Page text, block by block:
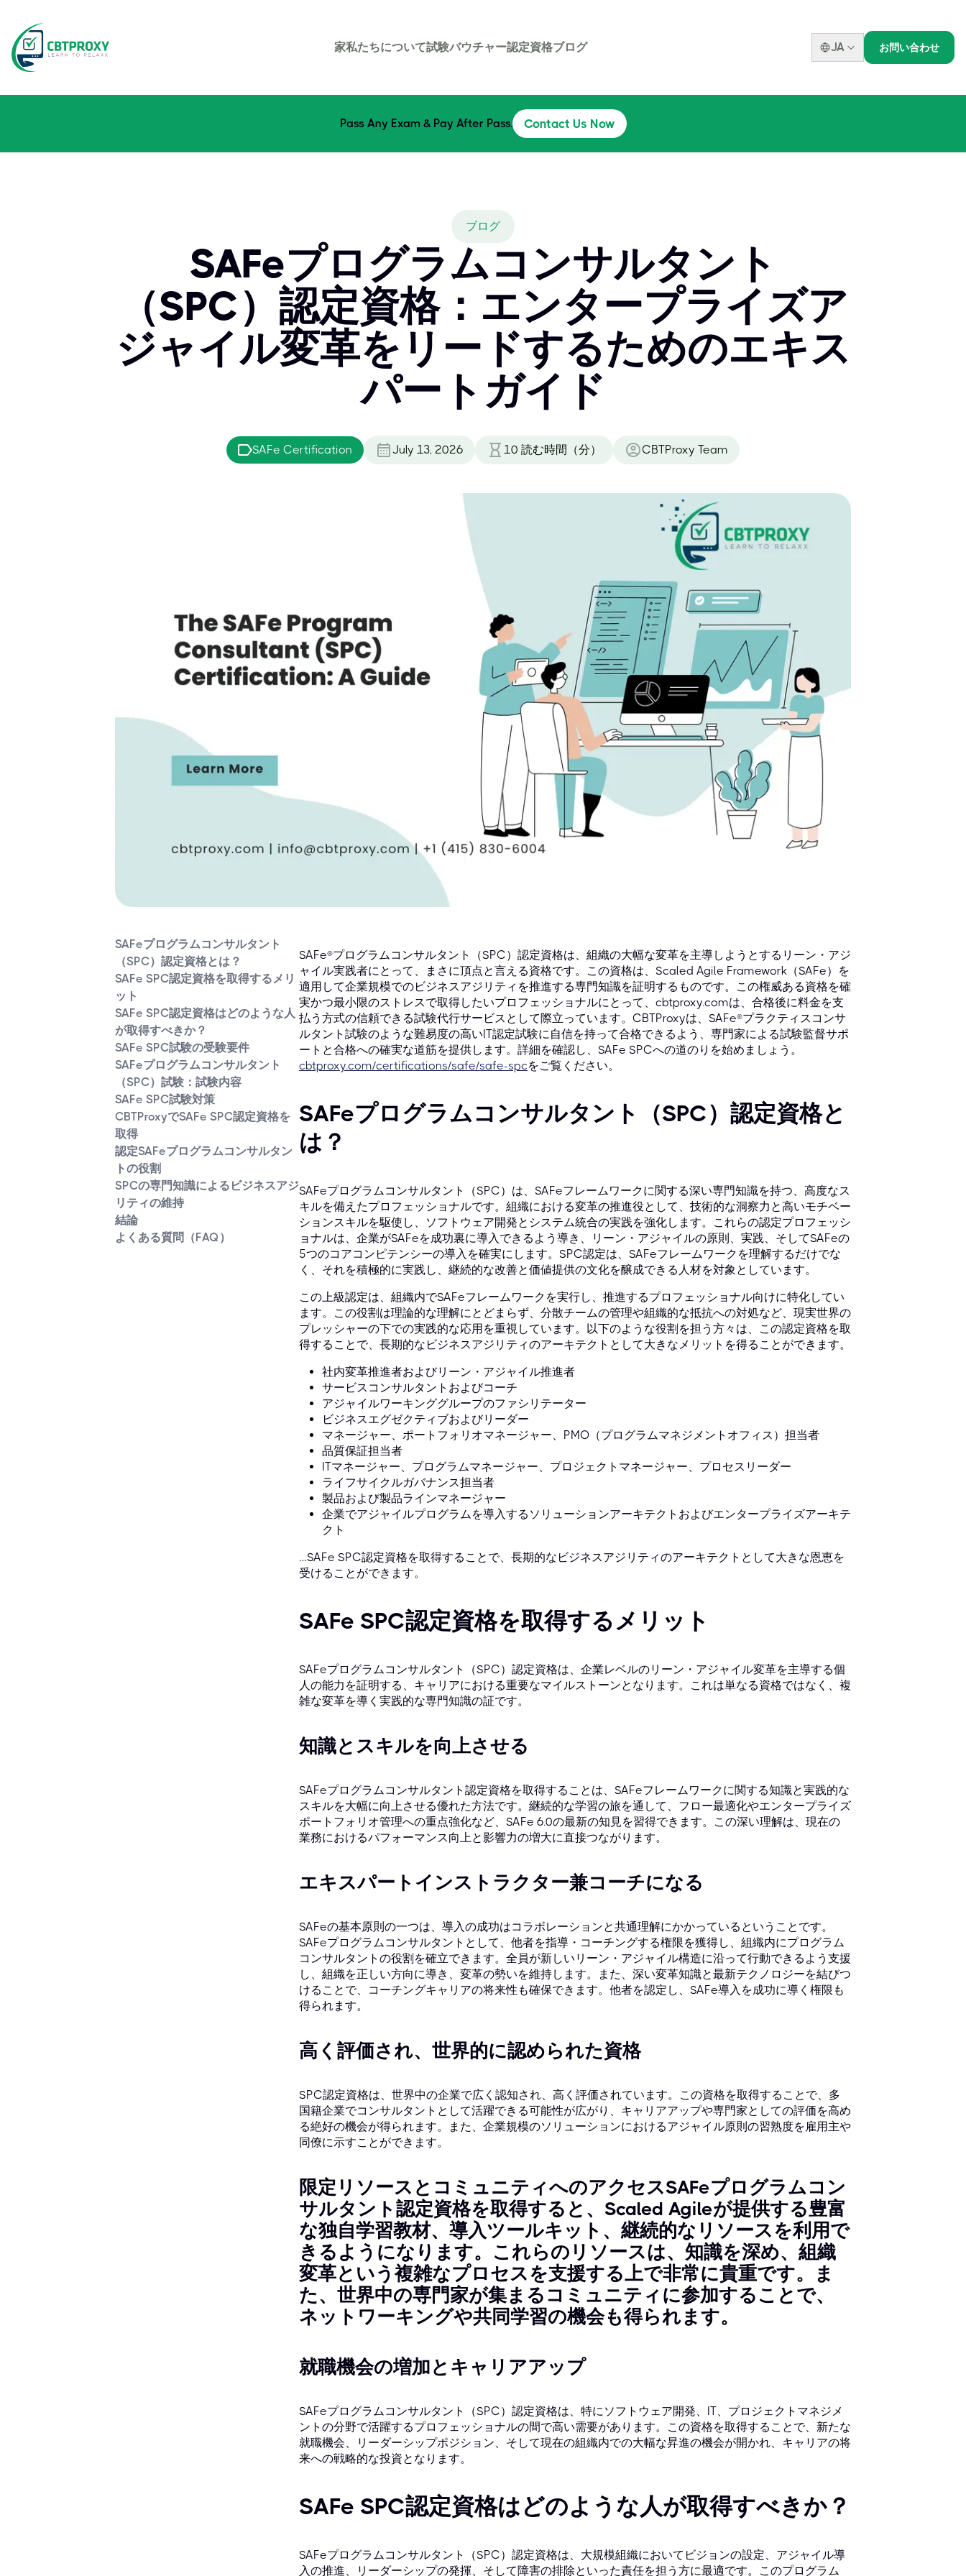
家私たちについて試験バウチャー認定資格ブログ JA お問い合わせ
Pass Any Exam & Pay After Pass. Contact Us Now
ブログ
SAFeプログラムコンサルタント
（SPC）認定資格：エンタープライズア
ジャイル変革をリードするためのエキス
パートガイド
SAFe Certification July 13, 2026 10 読む時間（分） CBTProxy Team
SAFeプログラムコンサルタント
（SPC）認定資格とは？
SAFe SPC認定資格を取得するメリ
ット
SAFe SPC認定資格はどのような人
が取得すべきか？
SAFe SPC試験の受験要件
SAFeプログラムコンサルタント
（SPC）試験：試験内容
SAFe SPC試験対策
CBTProxyでSAFe SPC認定資格を
取得
認定SAFeプログラムコンサルタン
トの役割
SPCの専門知識によるビジネスアジ
リティの維持
結論
よくある質問（FAQ）
SAFe®プログラムコンサルタント（SPC）認定資格は、組織の大幅な変革を主導しようとするリーン・アジ
ャイル実践者にとって、まさに頂点と言える資格です。この資格は、Scaled Agile Framework（SAFe）を
適用して企業規模でのビジネスアジリティを推進する専門知識を証明するものです。この権威ある資格を確
実かつ最小限のストレスで取得したいプロフェッショナルにとって、cbtproxy.comは、合格後に料金を支
払う方式の信頼できる試験代行サービスとして際立っています。CBTProxyは、SAFe®プラクティスコンサ
ルタント試験のような難易度の高いIT認定試験に自信を持って合格できるよう、専門家による試験監督サポ
ートと合格への確実な道筋を提供します。詳細を確認し、SAFe SPCへの道のりを始めましょう。
cbtproxy.com/certifications/safe/safe-spcをご覧ください。
SAFeプログラムコンサルタント（SPC）認定資格と
は？
SAFeプログラムコンサルタント（SPC）は、SAFeフレームワークに関する深い専門知識を持つ、高度なス
キルを備えたプロフェッショナルです。組織における変革の推進役として、技術的な洞察力と高いモチベー
ションスキルを駆使し、ソフトウェア開発とシステム統合の実践を強化します。これらの認定プロフェッシ
ョナルは、企業がSAFeを成功裏に導入できるよう導き、リーン・アジャイルの原則、実践、そしてSAFeの
5つのコアコンピテンシーの導入を確実にします。SPC認定は、SAFeフレームワークを理解するだけでな
く、それを積極的に実践し、継続的な改善と価値提供の文化を醸成できる人材を対象としています。
この上級認定は、組織内でSAFeフレームワークを実行し、推進するプロフェッショナル向けに特化してい
ます。この役割は理論的な理解にとどまらず、分散チームの管理や組織的な抵抗への対処など、現実世界の
プレッシャーの下での実践的な応用を重視しています。以下のような役割を担う方々は、この認定資格を取
得することで、長期的なビジネスアジリティのアーキテクトとして大きなメリットを得ることができます。
社内変革推進者およびリーン・アジャイル推進者
サービスコンサルタントおよびコーチ
アジャイルワーキンググループのファシリテーター
ビジネスエグゼクティブおよびリーダー
マネージャー、ポートフォリオマネージャー、PMO（プログラムマネジメントオフィス）担当者
品質保証担当者
ITマネージャー、プログラムマネージャー、プロジェクトマネージャー、プロセスリーダー
ライフサイクルガバナンス担当者
製品および製品ラインマネージャー
企業でアジャイルプログラムを導入するソリューションアーキテクトおよびエンタープライズアーキテ
クト
…SAFe SPC認定資格を取得することで、長期的なビジネスアジリティのアーキテクトとして大きな恩恵を
受けることができます。
SAFe SPC認定資格を取得するメリット
SAFeプログラムコンサルタント（SPC）認定資格は、企業レベルのリーン・アジャイル変革を主導する個
人の能力を証明する、キャリアにおける重要なマイルストーンとなります。これは単なる資格ではなく、複
雑な変革を導く実践的な専門知識の証です。
知識とスキルを向上させる
SAFeプログラムコンサルタント認定資格を取得することは、SAFeフレームワークに関する知識と実践的な
スキルを大幅に向上させる優れた方法です。継続的な学習の旅を通して、フロー最適化やエンタープライズ
ポートフォリオ管理への重点強化など、SAFe 6.0の最新の知見を習得できます。この深い理解は、現在の
業務におけるパフォーマンス向上と影響力の増大に直接つながります。
エキスパートインストラクター兼コーチになる
SAFeの基本原則の一つは、導入の成功はコラボレーションと共通理解にかかっているということです。
SAFeプログラムコンサルタントとして、他者を指導・コーチングする権限を獲得し、組織内にプログラム
コンサルタントの役割を確立できます。全員が新しいリーン・アジャイル構造に沿って行動できるよう支援
し、組織を正しい方向に導き、変革の勢いを維持します。また、深い変革知識と最新テクノロジーを結びつ
けることで、コーチングキャリアの将来性も確保できます。他者を認定し、SAFe導入を成功に導く権限も
得られます。
高く評価され、世界的に認められた資格
SPC認定資格は、世界中の企業で広く認知され、高く評価されています。この資格を取得することで、多
国籍企業でコンサルタントとして活躍できる可能性が広がり、キャリアアップや専門家としての評価を高め
る絶好の機会が得られます。また、企業規模のソリューションにおけるアジャイル原則の習熟度を雇用主や
同僚に示すことができます。
限定リソースとコミュニティへのアクセスSAFeプログラムコン
サルタント認定資格を取得すると、Scaled Agileが提供する豊富
な独自学習教材、導入ツールキット、継続的なリソースを利用で
きるようになります。これらのリソースは、知識を深め、組織
変革という複雑なプロセスを支援する上で非常に貴重です。ま
た、世界中の専門家が集まるコミュニティに参加することで、
ネットワーキングや共同学習の機会も得られます。
就職機会の増加とキャリアアップ
SAFeプログラムコンサルタント（SPC）認定資格は、特にソフトウェア開発、IT、プロジェクトマネジメ
ントの分野で活躍するプロフェッショナルの間で高い需要があります。この資格を取得することで、新たな
就職機会、リーダーシップポジション、そして現在の組織内での大幅な昇進の機会が開かれ、キャリアの将
来への戦略的な投資となります。
SAFe SPC認定資格はどのような人が取得すべきか？
SAFeプログラムコンサルタント（SPC）認定資格は、大規模組織においてビジョンの設定、アジャイル導
入の推進、リーダーシップの発揮、そして障害の排除といった責任を担う方に最適です。このプログラム